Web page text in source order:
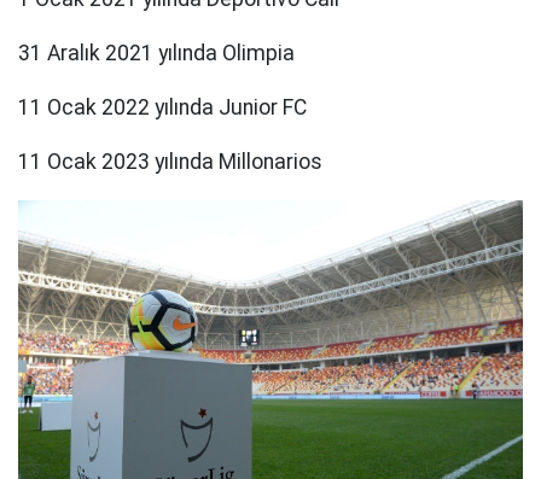
31 Aralık 2021 yılında Olimpia
11 Ocak 2022 yılında Junior FC
11 Ocak 2023 yılında Millonarios